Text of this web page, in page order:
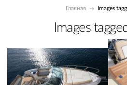
Главная Images
Images